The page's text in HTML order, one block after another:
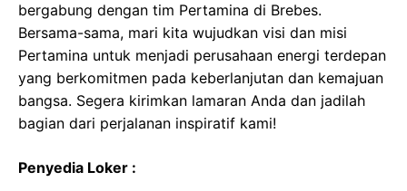
bergabung dengan tim Pertamina di Brebes.
Bersama-sama, mari kita wujudkan visi dan misi
Pertamina untuk menjadi perusahaan energi terdepan
yang berkomitmen pada keberlanjutan dan kemajuan
bangsa. Segera kirimkan lamaran Anda dan jadilah
bagian dari perjalanan inspiratif kami!
Penyedia Loker :